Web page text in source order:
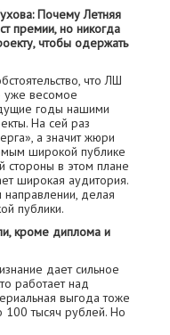
Почему Летняя
премии, но никогда
чтобы одержать
что ЛШ
уже весомое
годы нашими
На сей раз
а значит жюри
широкой публике
в этом плане
широкая аудитория.
делая
публики.
кроме диплома и
дает сильное
работает над
выгода тоже
100 тысяч рублей. Но